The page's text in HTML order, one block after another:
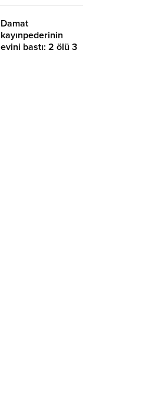
sınavsız başvuru
Damat
kayınpederinin
evini bastı: 2 ölü 3